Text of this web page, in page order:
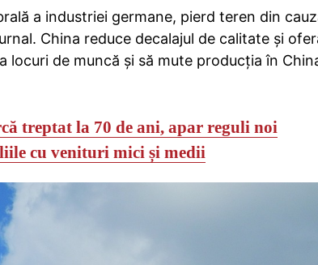
a industriei germane, pierd teren din
China reduce decalajul de calitate și
de muncă și să mute producția în
treptat la 70 de ani, apar reguli noi
cu venituri mici și medii